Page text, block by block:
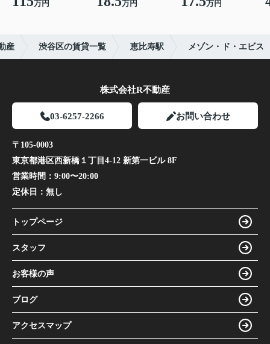
万円 万円 万円
産 渋谷区の賃貸一覧 恵比寿駅 メゾン・ド・エビス
株式会社R不動産
03-6257-2266 お問い合わせ
〒105-0003
東京都港区西新橋１丁目4-12 新第一ビル 8F
営業時間： 9:00〜20:00
定休日： 無し
トップページ
スタッフ
お客様の声
ブログ
アクセスマップ